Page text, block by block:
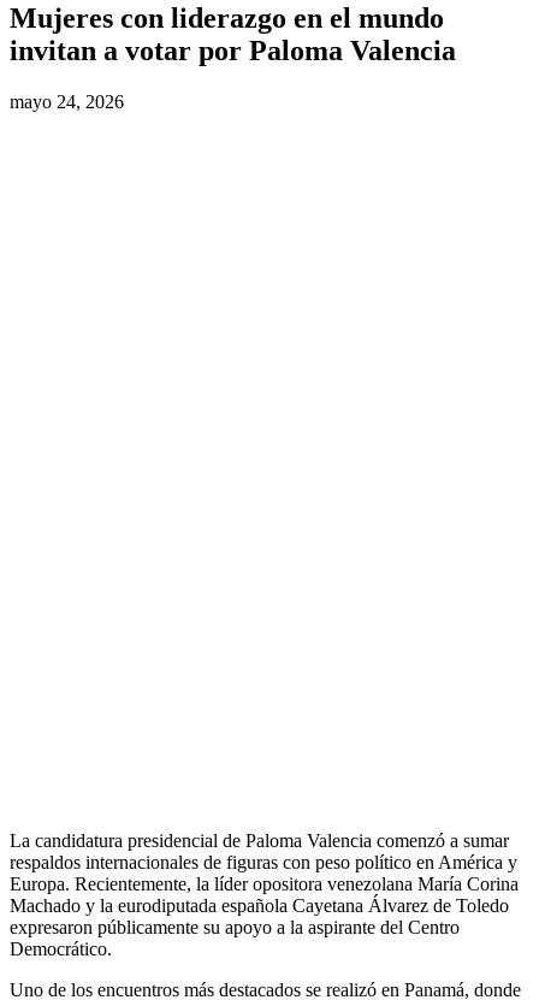
Mujeres con liderazgo en el mundo
invitan a votar por Paloma Valencia
mayo 24, 2026
La candidatura presidencial de Paloma Valencia comenzó a sumar
respaldos internacionales de figuras con peso político en América y
Europa. Recientemente, la líder opositora venezolana María Corina
Machado y la eurodiputada española Cayetana Álvarez de Toledo
expresaron públicamente su apoyo a la aspirante del Centro
Democrático.
Uno de los encuentros más destacados se realizó en Panamá, donde